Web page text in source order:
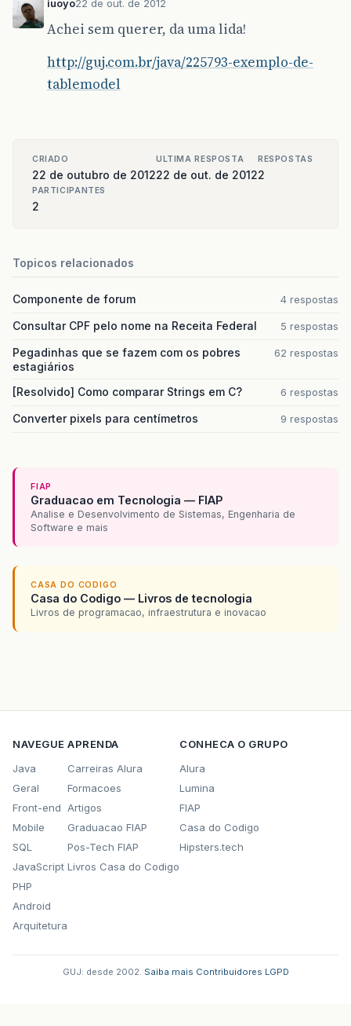
}
@Override
if(evt.getSource()==this.tabela){
}
}
iuoyo22 de out. de 2012
Achei sem querer, da uma lida!
http://guj.com.br/java/225793-exemplo-de-
tablemodel
CRIADO
22 de outubro de 2012
ULTIMA RESPOSTA
22 de out. de 2012
RESPOSTAS
2
PARTICIPANTES
2
Topicos relacionados
Componente de forum 4 respostas
Consultar CPF pelo nome na Receita Federal 5 respostas
Pegadinhas que se fazem com os pobres
estagiários
62 respostas
[Resolvido] Como comparar Strings em C? 6 respostas
Converter pixels para centímetros 9 respostas
FIAP
Graduacao em Tecnologia — FIAP
Analise e Desenvolvimento de Sistemas, Engenharia de
Software e mais
CASA DO CODIGO
Casa do Codigo — Livros de tecnologia
Livros de programacao, infraestrutura e inovacao
NAVEGUE
Java
Geral
Front-end
Mobile
SQL
JavaScript
PHP
Android
Arquitetura
APRENDA
Carreiras Alura
Formacoes
Artigos
Graduacao FIAP
Pos-Tech FIAP
Livros Casa do Codigo
CONHECA O GRUPO
Alura
Lumina
FIAP
Casa do Codigo
Hipsters.tech
GUJ: desde 2002. Saiba mais Contribuidores LGPD